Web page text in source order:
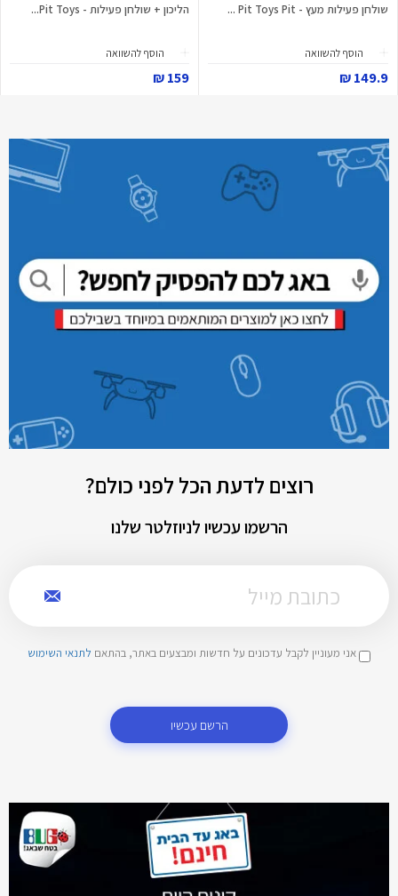
שולחן פעילות מעץ - Pit Toys Pit ...
הוסף להשוואה
149.9 ₪
הליכון + שולחן פעילות - Pit Toys...
הוסף להשוואה
159 ₪
רוצים לדעת הכל לפני כולם?
הרשמו עכשיו לניוזלטר שלנו
אני מעוניין לקבל עדכונים על חדשות ומבצעים באתר, בהתאם לתנאי השימוש
הרשם עכשיו